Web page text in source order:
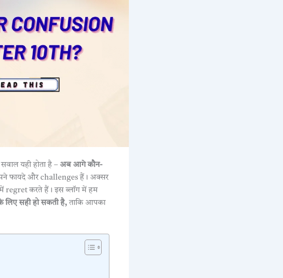
यही होता है – अब आगे कौन-
फायदे और challenges हैं। अक्सर
regret करते हैं। इस ब्लॉग में हम
सही हो सकती है,ताकि आपका